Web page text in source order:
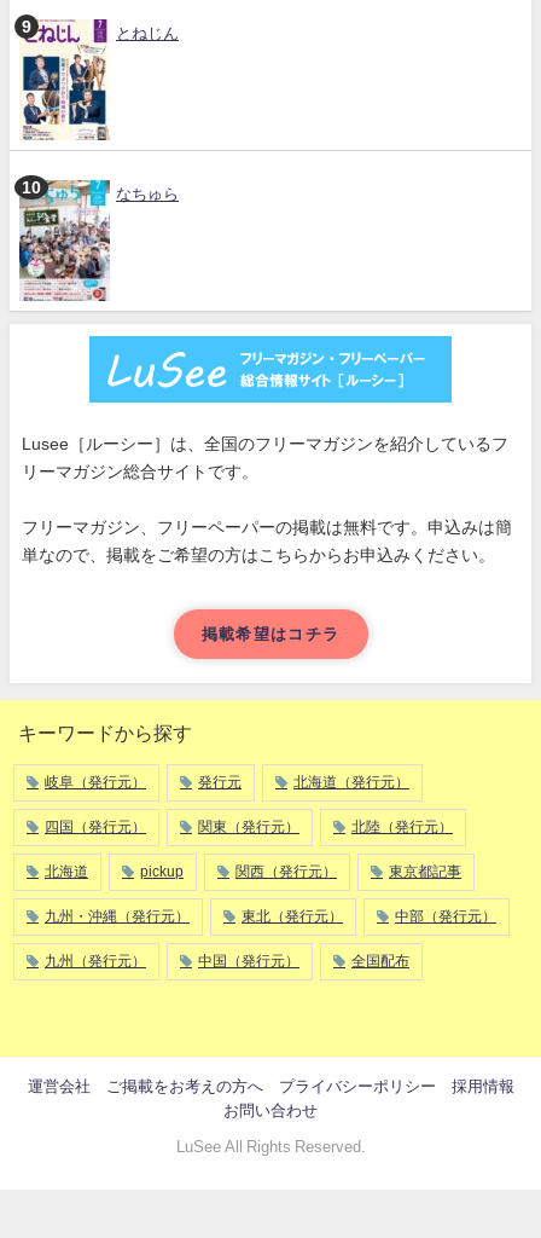
とねじん
なちゅら
Lusee［ルーシー］は、全国のフリーマガジンを紹介しているフ
リーマガジン総合サイトです。
フリーマガジン、フリーペーパーの掲載は無料です。申込みは簡
単なので、掲載をご希望の方はこちらからお申込みください。
掲載希望はコチラ
キーワードから探す
岐阜（発行元） 発行元 北海道（発行元）
四国（発行元） 関東（発行元） 北陸（発行元）
北海道 pickup 関西（発行元） 東京都記事
九州・沖縄（発行元） 東北（発行元） 中部（発行元）
九州（発行元） 中国（発行元） 全国配布
運営会社 ご掲載をお考えの方へ プライバシーポリシー
採用情報
お問い合わせ
LuSee All Rights Reserved.